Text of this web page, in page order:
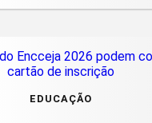
EDUCAÇÃO